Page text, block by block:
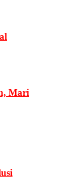
Mari